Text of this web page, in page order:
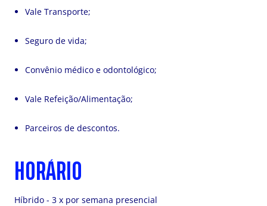
Vale Transporte;
Seguro de vida;
Convênio médico e odontológico;
Vale Refeição/Alimentação;
Parceiros de descontos.
HORÁRIO
Híbrido - 3 x por semana presencial